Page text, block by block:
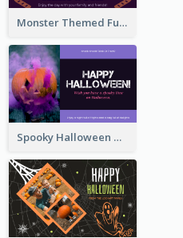
Monster Themed Fun Halloween Greeting Card
Spooky Halloween Greeting Card